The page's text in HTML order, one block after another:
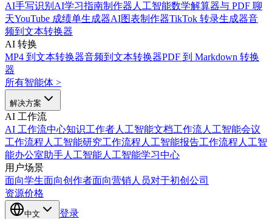
AI手写识别 AI学习指南制作器 人工智能数学解算器与 PDF 聊
天YouTube 成绩单生成器AI图表制作器TikTok 转录生成器音
频到文本转换器
AI 转换
MP4 到文本转换器音频到文本转换器PDF 到 Markdown 转换
器
所有智能体 >
解决方案
AI 工作流
AI 工作流中心知识工作者人工智能文档工作流人工智能会议
工作流程人工智能研究工作流程人工智能报告工作流程人工智
能办公室助手人工智能人工智能学习中心
用户场景
面向学生面向创作者面向营销人员对于初创公司
资源价格
中文 登录